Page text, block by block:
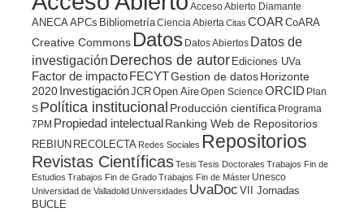
Acceso Abierto Diamante
ANECAAPCs BibliometríaCiencia Abierta Citas COAR CoARA
Creative Commons Datos Datos Abiertos Datos de
investigación Derechos de autor Ediciones UVa
Factor de impacto FECYTGestion de datosHorizonte
2020 InvestigaciónJCROpen AireOpen Science ORCID Plan
S Política institucional Producción científica Programa
7PM Propiedad intelectualRanking Web de Repositorios
REBIUN RECOLECTA Redes Sociales Repositorios
Revistas CientíficasTesis Tesis Doctorales Trabajos Fin de
Estudios Trabajos Fin de GradoTrabajos Fin de Máster Unesco
Universidad de Valladolid Universidades UvaDoc VII Jornadas
BUCLE